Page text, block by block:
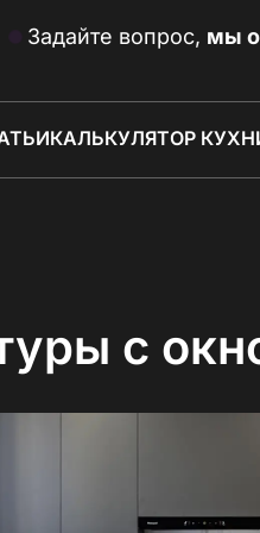
Задайте вопрос, мы
КАЛЬКУЛЯТОР
с
22:00